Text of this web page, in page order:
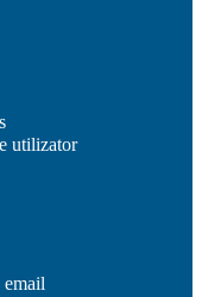
utilizator
email